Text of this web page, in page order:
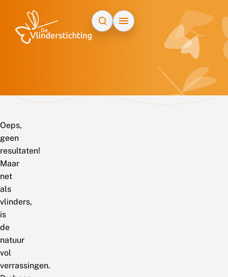
Oeps,
geen
resultaten!
Maar
net
als
vlinders,
is
de
natuur
vol
verrassingen.